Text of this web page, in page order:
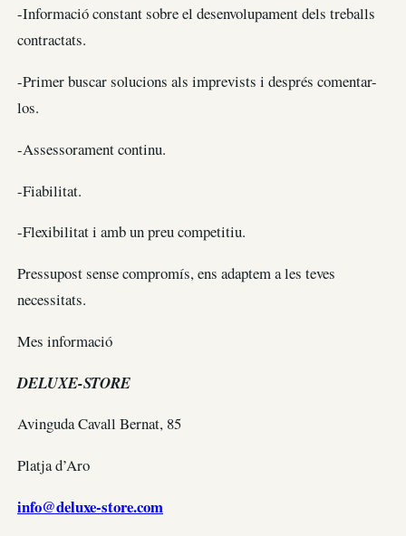
-Informació constant sobre el desenvolupament dels treballs
contractats.
-Primer buscar solucions als imprevists i després comentar-
los.
-Assessorament continu.
-Fiabilitat.
-Flexibilitat i amb un preu competitiu.
Pressupost sense compromís, ens adaptem a les teves
necessitats.
Mes informació
DELUXE-STORE
Avinguda Cavall Bernat, 85
Platja d’Aro
info@deluxe-store.com